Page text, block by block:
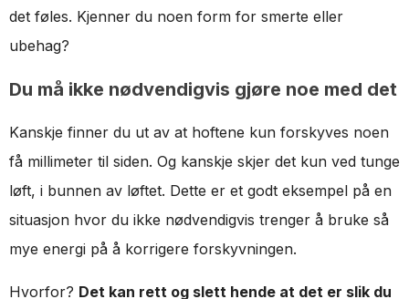
det føles. Kjenner du noen form for smerte eller
ubehag?
Du må ikke nødvendigvis gjøre noe med det
Kanskje finner du ut av at hoftene kun forskyves noen
få millimeter til siden. Og kanskje skjer det kun ved tunge
løft, i bunnen av løftet. Dette er et godt eksempel på en
situasjon hvor du ikke nødvendigvis trenger å bruke så
mye energi på å korrigere forskyvningen.
Hvorfor? Det kan rett og slett hende at det er slik du